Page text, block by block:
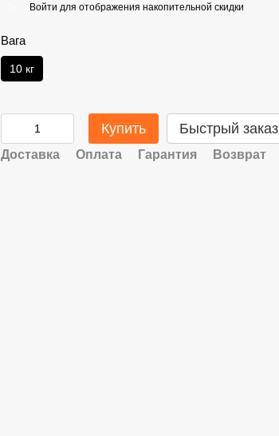
Войти для отображения накопительной скидки
Вага
10 кг
Купить Быстрый заказ
Доставка Оплата Гарантия Возврат